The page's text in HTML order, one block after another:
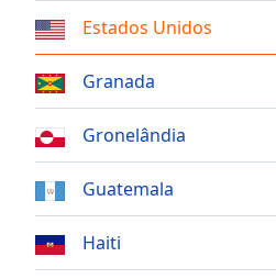
subtitles
settings
dialog
subtitles
off,
selected
in-
Estados Unidos
Granada
Gronelândia
Guatemala
Haiti